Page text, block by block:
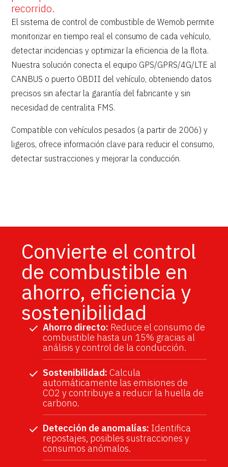
recorrido.
El sistema de control de combustible de Wemob permite
monitorizar en tiempo real el consumo de cada vehículo,
detectar incidencias y optimizar la eficiencia de la flota.
Nuestra solución conecta el equipo GPS/GPRS/4G/LTE al
CANBUS o puerto OBDII del vehículo, obteniendo datos
precisos sin afectar la garantía del fabricante y sin
necesidad de centralita FMS.
Compatible con vehículos pesados (a partir de 2006) y
ligeros, ofrece información clave para reducir el consumo,
detectar sustracciones y mejorar la conducción.
Convierte el control
de combustible en
ahorro, eficiencia y
sostenibilidad
Ahorro directo: Reduce el consumo de
combustible hasta un 15% gracias al
análisis y control de la conducción.
Sostenibilidad: Calcula
automáticamente las emisiones de
CO2 y contribuye a reducir la huella de
carbono.
Detección de anomalías: Identifica
repostajes, posibles sustracciones y
consumos anómalos.